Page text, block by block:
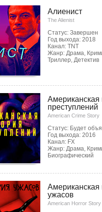
Алиенист
The Alienist
Статус: Завершен
Год выхода: 2018
Канал: TNT
Жанр: Драма,
Триллер, Детектив
Американская
преступлений
American Crime Story
Статус: Будет
Год выхода: 2016
Канал: FX
Жанр: Драма,
Биографический
Американская
ужасов
American Horror Story